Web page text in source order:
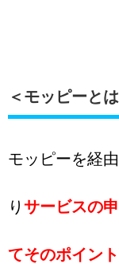
＜モッピーと
モッピーを経
り サービスの
てそのポイン